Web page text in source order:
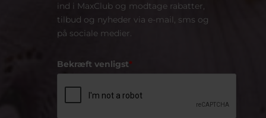
ind i MaxClub og modtage rabatter,
tilbud og nyheder via e-mail, sms og
på sociale medier.
Bekræft venligst*